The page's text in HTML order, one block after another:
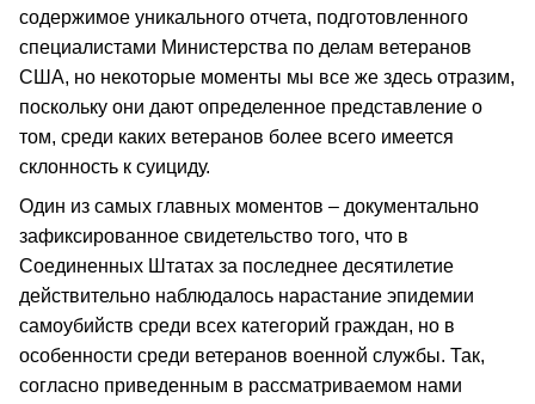
содержимое уникального отчета, подготовленного
специалистами Министерства по делам ветеранов
США, но некоторые моменты мы все же здесь отразим,
поскольку они дают определенное представление о
том, среди каких ветеранов более всего имеется
склонность к суициду.
Один из самых главных моментов – документально
зафиксированное свидетельство того, что в
Соединенных Штатах за последнее десятилетие
действительно наблюдалось нарастание эпидемии
самоубийств среди всех категорий граждан, но в
особенности среди ветеранов военной службы. Так,
согласно приведенным в рассматриваемом нами